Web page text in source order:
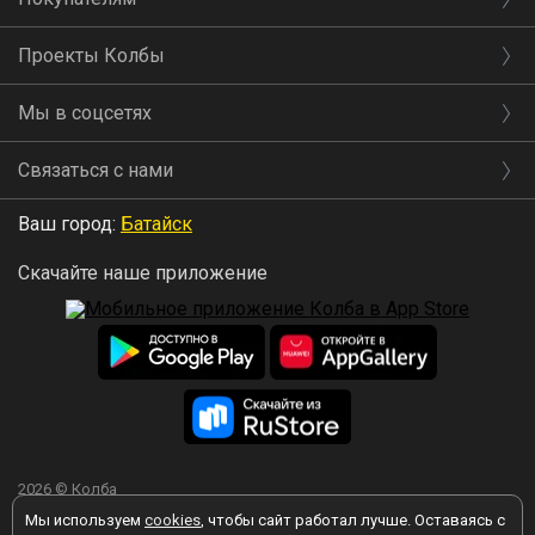
Мы используем cookies, чтобы сайт работал лучше. Оставаясь с
Проекты Колбы
Мы в соцсетях
Связаться с нами
Ваш город: Батайск
Скачайте наше приложение
2026 © Колба